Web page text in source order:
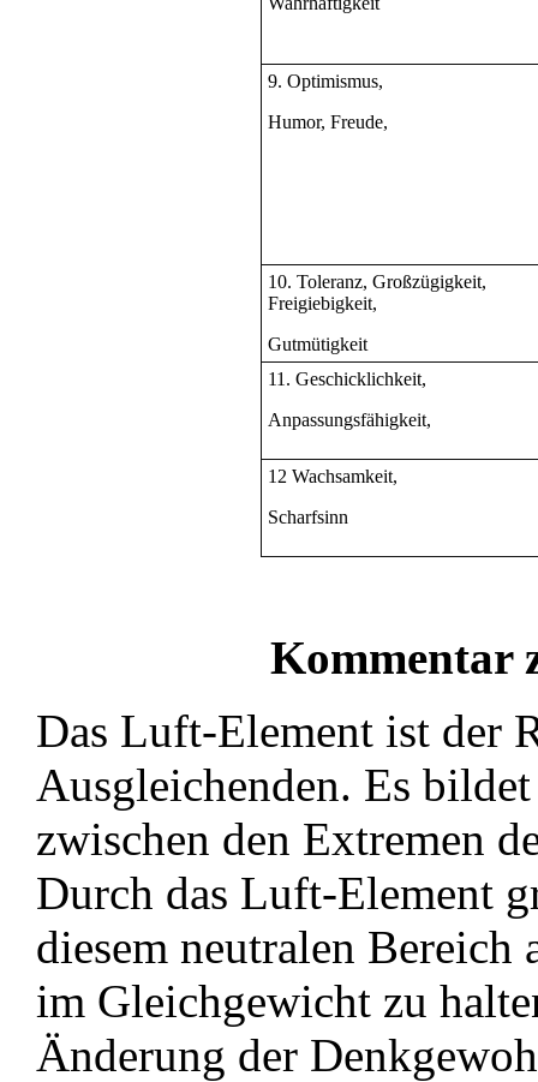
9. Optimismus,
Humor, Freude,
10. Toleranz, Großzügigkeit,
Freigiebigkeit,
Gutmütigkeit
11. Geschicklichkeit,
Anpassungsfähigkeit,
12 Wachsamkeit,
Scharfsinn
Kommentar
Das Luft-Element ist der
Ausgleichenden. Es
zwischen den Extremen
Durch das Luft-Element
diesem neutralen Bereich
im Gleichgewicht zu
Änderung der